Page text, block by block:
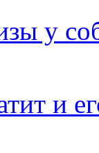
у
и